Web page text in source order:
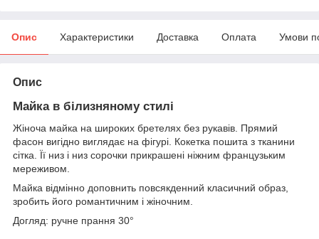
Опис Характеристики Доставка Оплата Умови
Опис
Майка в білизняному стилі
Жіноча майка на широких бретелях без рукавів. Прямий
фасон вигідно виглядає на фігурі. Кокетка пошита з тканини
сітка. Її низ і низ сорочки прикрашені ніжним французьким
мереживом.
Майка відмінно доповнить повсякденний класичний образ,
зробить його романтичним і жіночним.
Догляд: ручне прання 30°